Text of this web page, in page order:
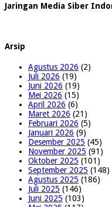
Jaringan Media Siber
Arsip
Agustus 2026 (2)
Juli 2026 (19)
Juni 2026 (19)
Mei 2026 (15)
April 2026 (6)
Maret 2026 (21)
Februari 2026 (5)
Januari 2026 (9)
Desember 2025 (45)
November 2025 (91)
Oktober 2025 (101)
September 2025 (148)
Agustus 2025 (186)
Juli 2025 (146)
Juni 2025 (103)